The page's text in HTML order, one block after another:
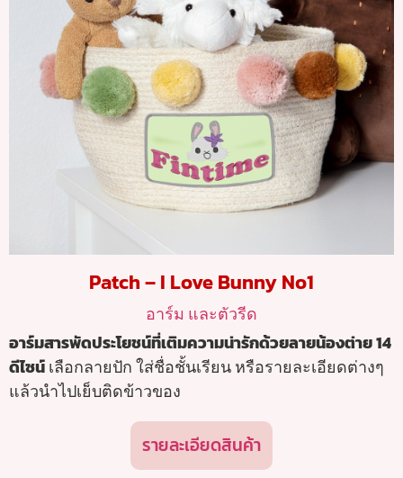
Patch – I Love Bunny No1
อาร์ม และตัวรีด
อาร์มสารพัดประโยชน์ที่เติมความน่ารักด้วยลายน้องต่าย 14
ดีไซน์เลือกลายปัก ใส่ชื่อชั้นเรียน หรือรายละเอียดต่างๆ
แล้วนำไปเย็บติดข้าวของ
รายละเอียดสินค้า